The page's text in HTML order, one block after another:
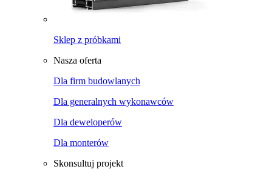
Sklep z próbkami
Nasza oferta
Dla firm budowlanych
Dla generalnych wykonawców
Dla deweloperów
Dla monterów
Skonsultuj projekt